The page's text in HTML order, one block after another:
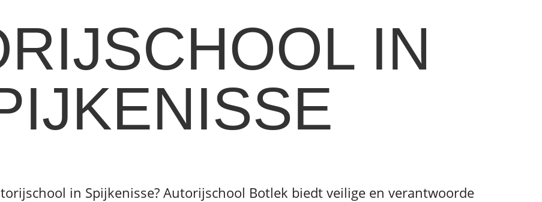
IN
in Spijkenisse? Autorijschool Botlek biedt veilige en verantwoorde